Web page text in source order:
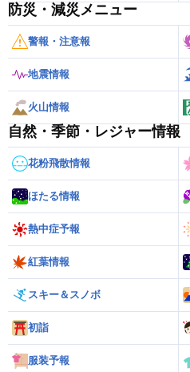
防災・減災メニュー
警報・注意報
地震情報
火山情報
自然・季節・レジャー情報
花粉飛散情報
ほたる情報
熱中症予報
紅葉情報
スキー＆スノボ
初詣
服装予報